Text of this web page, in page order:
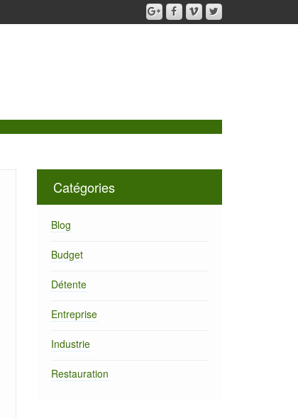
Catégories
Blog
Budget
Détente
Entreprise
Industrie
Restauration